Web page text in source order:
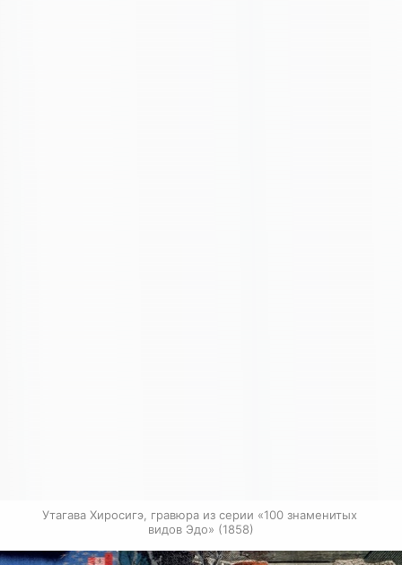
Утагава Хиросигэ, гравюра из серии «100 знаменитых
видов Эдо» (1858)